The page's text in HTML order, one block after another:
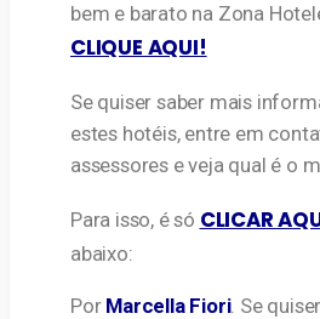
bem e barato na Zona
CLIQUE AQUI!
Se quiser saber mais
estes hotéis, entre em
assessores e veja qual é o
Para isso, é só CLICAR
abaixo:
Por Marcella Fiori. Se